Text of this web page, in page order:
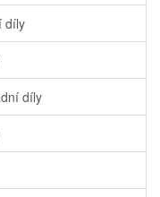
díly
díly